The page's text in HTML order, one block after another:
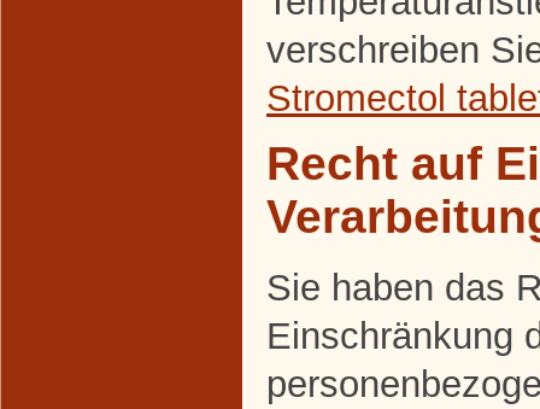
verschreiben
Stromectol
Recht auf
Sie haben das
Einschränkung